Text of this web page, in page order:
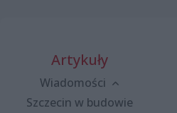
Artykuły
Wiadomości
Szczecin w budowie